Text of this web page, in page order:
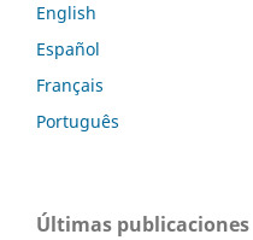
English
Español
Français
Português
Últimas publicaciones